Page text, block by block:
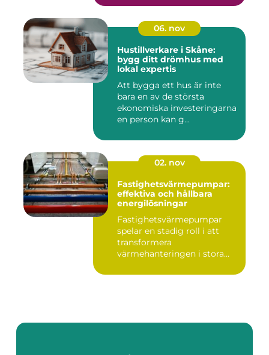
06. nov
Hustillverkare i Skåne:
bygg ditt drömhus med
lokal expertis
Att bygga ett hus är inte
bara en av de största
ekonomiska investeringarna
en person kan g...
02. nov
Fastighetsvärmepumpar:
effektiva och hållbara
energilösningar
Fastighetsvärmepumpar
spelar en stadig roll i att
transformera
värmehanteringen i stora